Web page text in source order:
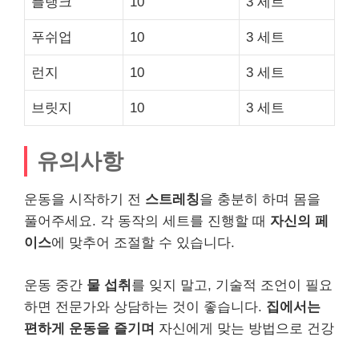
푸쉬업 10 3 세트
런지 10 3 세트
브릿지 10 3 세트
유의사항
운동을 시작하기 전 스트레칭을 충분히 하며 몸을
풀어주세요. 각 동작의 세트를 진행할 때 자신의 페
이스에 맞추어 조절할 수 있습니다.
운동 중간 물 섭취 를 잊지 말고, 기술적 조언이 필요
하면 전문가와 상담하는 것이 좋습니다. 집에서는
편하게 운동을 즐기며 자신에게 맞는 방법으로 건강